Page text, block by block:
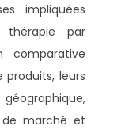
impliquées
par
comparative
leurs
de marché et